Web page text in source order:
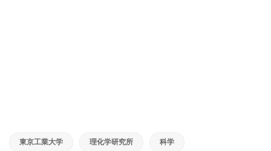
東京工業大学 理化学研究所 科学